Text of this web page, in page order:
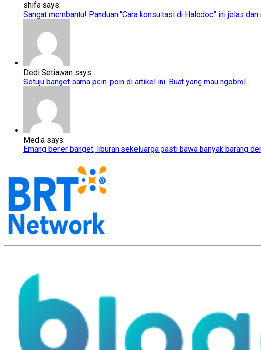
shifa says:
Sangat membantu! Panduan “Cara konsultasi di Halodoc” ini jelas dan
Dedi Setiawan says:
Setuju banget sama poin-poin di artikel ini. Buat yang mau ngobrol...
Media says:
Emang bener banget, liburan sekeluarga pasti bawa banyak barang